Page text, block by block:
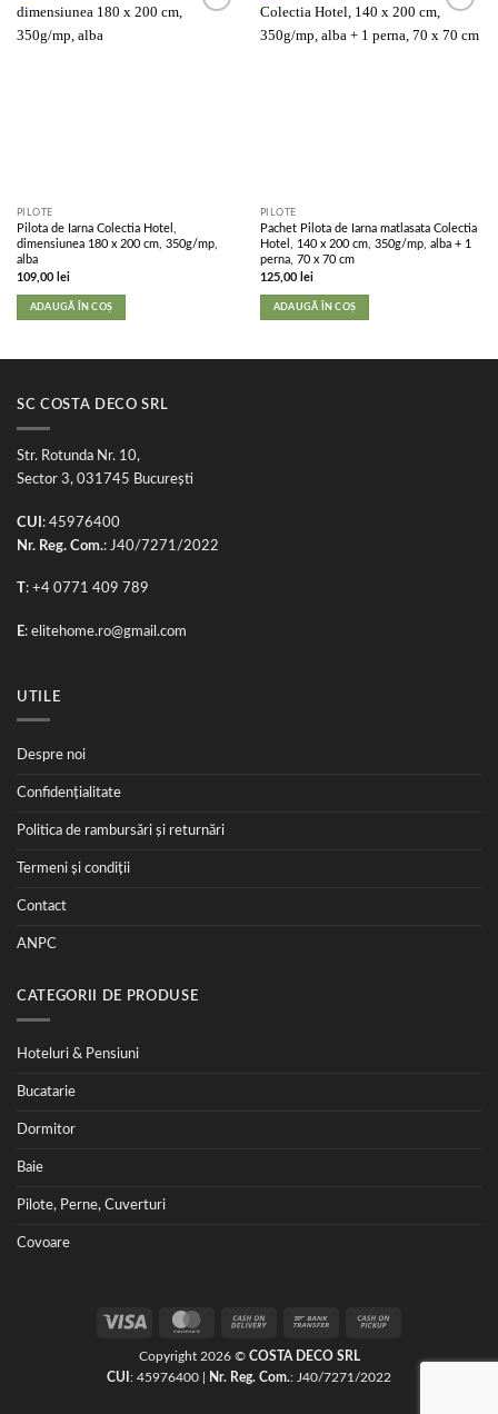
PILOTE
Pilota de Iarna Colectia Hotel,
dimensiunea 180 x 200 cm, 350g/mp,
alba
109,00 lei
ADAUGĂ ÎN COȘ
wishlist
PILOTE
Pachet Pilota de Iarna matlasata Colectia
Hotel, 140 x 200 cm, 350g/mp, alba + 1
perna, 70 x 70 cm
125,00 lei
ADAUGĂ ÎN COȘ
SC COSTA DECO SRL
Str. Rotunda Nr. 10,
Sector 3, 031745 București
CUI : 45976400
Nr. Reg. Com.: J40/7271/2022
T: +4 0771 409 789
E: elitehome.ro@gmail.com
UTILE
Despre noi
Confidențialitate
Politica de rambursări și returnări
Termeni și condiții
Contact
ANPC
CATEGORII DE PRODUSE
Hoteluri & Pensiuni
Bucatarie
Dormitor
Baie
Pilote, Perne, Cuverturi
Covoare
MasterCard Cash
Delivery
Bank
Pickup
Copyright 2026 © COSTA DECO SRL
CUI : 45976400 | Nr. Reg. Com.: J40/7271/2022